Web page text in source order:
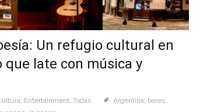
Un refugio cultural en
que late con música y
, Entertainment, Todas Argentina, bares